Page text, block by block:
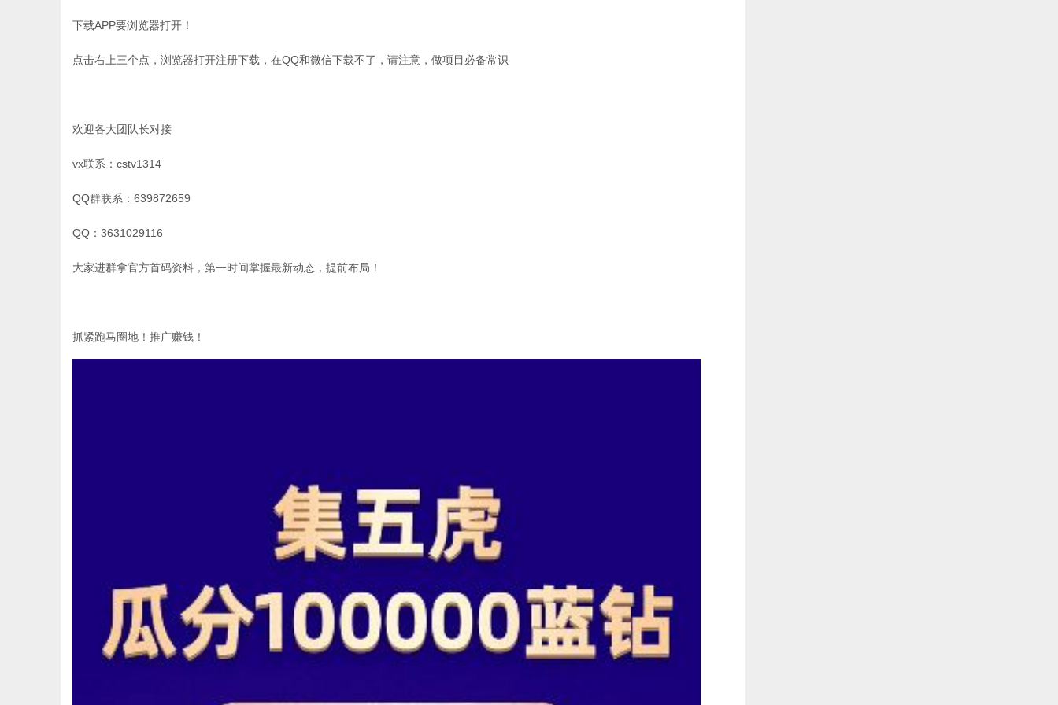
下载APP要浏览器打开！
点击右上三个点，浏览器打开注册下载，在QQ和微信下载不了，请注意，做项目必备常识
欢迎各大团队长对接
vx联系：cstv1314
QQ群联系：639872659
QQ：3631029116
大家进群拿官方首码资料，第一时间掌握最新动态，提前布局！
抓紧跑马圈地！推广赚钱！